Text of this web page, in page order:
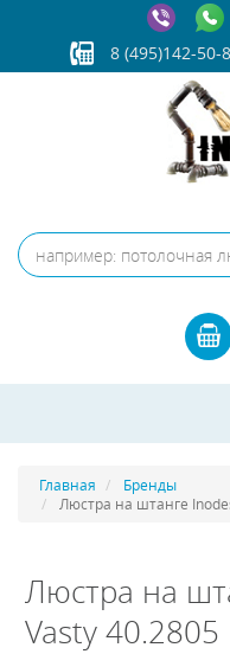
8 (495)142-50-
Главная
Бренды
Люстра на штанге
Люстра на
Vasty 40.2805